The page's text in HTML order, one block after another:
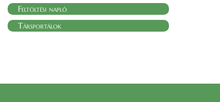
Feltöltési napló
Társportálok